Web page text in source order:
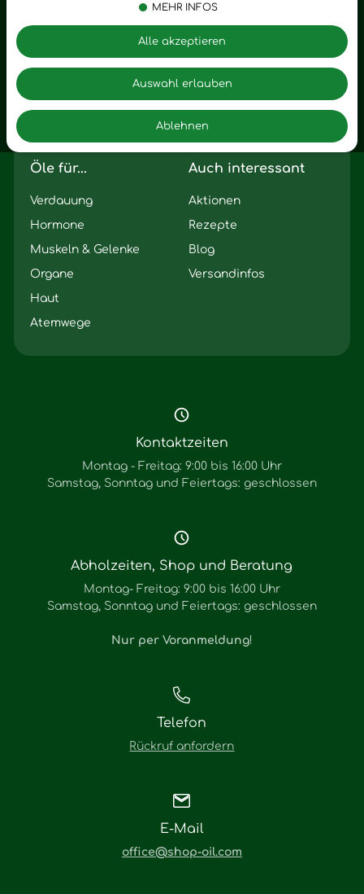
MEHR INFOS
Ablehnen
Auswahl erlauben
Alle akzeptieren
Zuhause
Trauer
Romantik
Motivation
Seelischer Schlag
Öle für...
Verdauung
Hormone
Muskeln & Gelenke
Organe
Haut
Atemwege
Auch interessant
Aktionen
Rezepte
Blog
Versandinfos
Kontaktzeiten
Montag - Freitag: 9:00 bis 16:00 Uhr
Samstag, Sonntag und Feiertags: geschlossen
Abholzeiten, Shop und Beratung
Montag- Freitag: 9:00 bis 16:00 Uhr
Samstag, Sonntag und Feiertags: geschlossen
Nur per Voranmeldung!
Telefon
Rückruf anfordern
E-Mail
office@shop-oil.com